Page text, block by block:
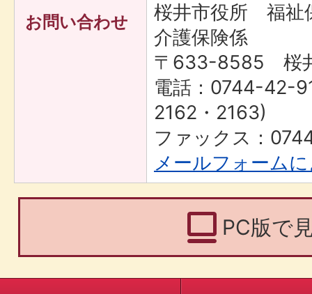
お問い合わせ
桜井市役所 福
介護保険係
〒633-8585 桜
電話：0744-42-
2162・2163)
ファックス：
メールフォーム
PC版で